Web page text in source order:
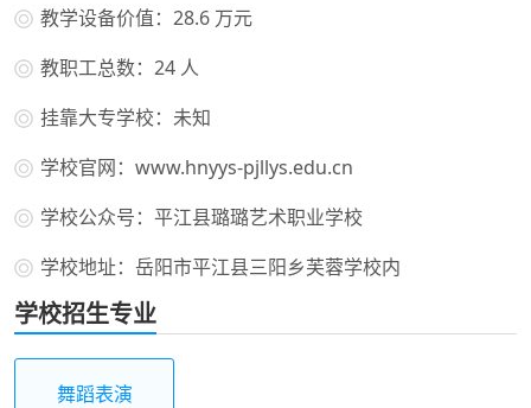
教学设备价值：28.6 万元
教职工总数：24 人
挂靠大专学校：未知
学校官网：www.hnyys-pjllys.edu.cn
学校公众号：平江县璐璐艺术职业学校
学校地址：岳阳市平江县三阳乡芙蓉学校内
学校招生专业
舞蹈表演